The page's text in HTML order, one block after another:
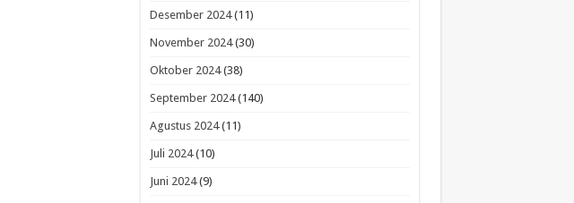
Desember 2024(11)
November 2024(30)
Oktober 2024(38)
September 2024(140)
Agustus 2024(11)
Juli 2024(10)
Juni 2024(9)